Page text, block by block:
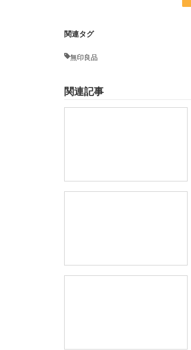
関連タグ
無印良品
関連記事